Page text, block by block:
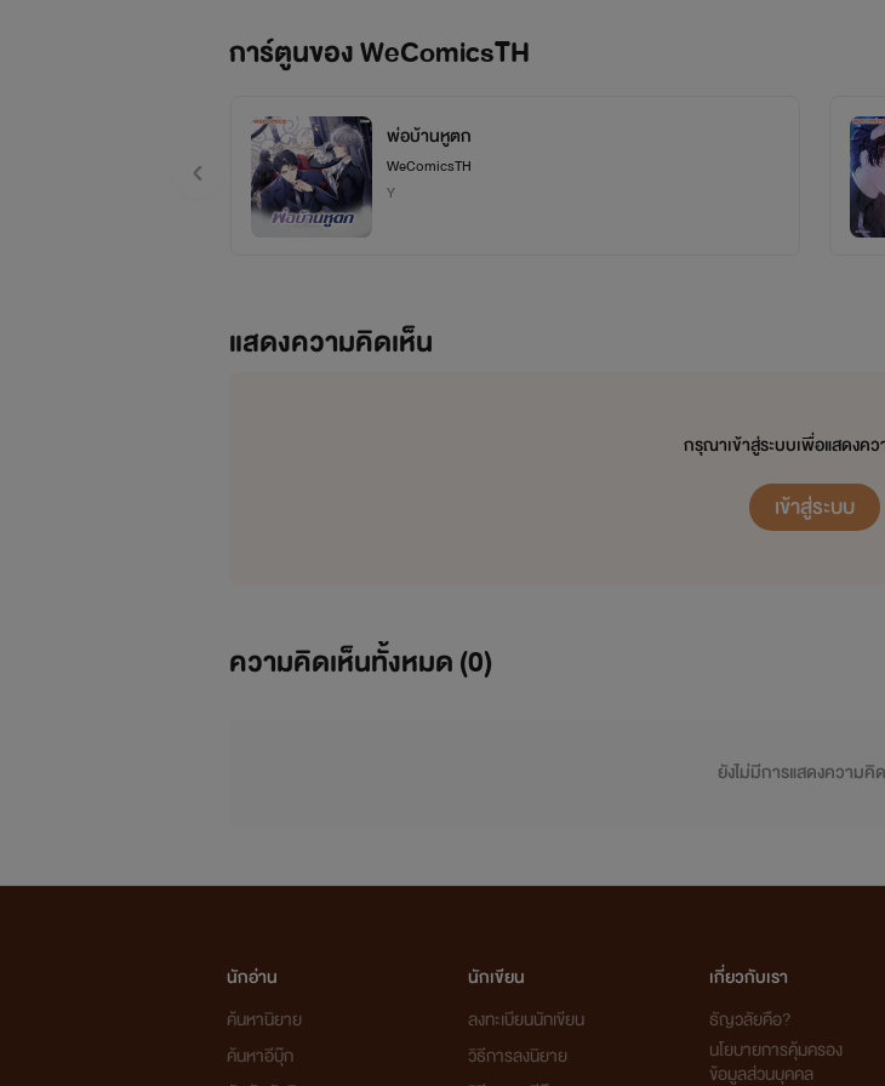
การ์ตูนของ WeComicsTH
พ่อบ้านหูตก
WeComicsTH
Y
แสดงความคิดเห็น
กรุณาเข้าสู่ระบบเพื่อแสดงค
เข้าสู่ระบบ
ความคิดเห็นทั้งหมด (0)
ยังไม่มีการแสดงความคิ
นักอ่าน
ค้นหานิยาย
ค้นหาอีบุ๊ก
นักเขียน
ลงทะเบียนนักเขียน
วิธีการลงนิยาย
เกี่ยวกับเรา
ธัญวลัยคือ?
นโยบายการคุ้มครอง
ข้อมูลส่วนบุคคล